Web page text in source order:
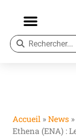
Accueil »News »
Ethena (ENA) :